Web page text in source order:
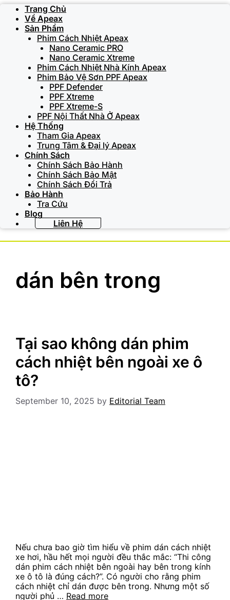
Trang Chủ
Về Apeax
Sản Phẩm
Phim Cách Nhiệt Apeax
Nano Ceramic PRO
Nano Ceramic Xtreme
Phim Cách Nhiệt Nhà Kính Apeax
Phim Bảo Vệ Sơn PPF Apeax
PPF Defender
PPF Xtreme
PPF Xtreme-S
PPF Nội Thất Nhà Ở Apeax
Hệ Thống
Tham Gia Apeax
Trung Tâm & Đại lý Apeax
Chính Sách
Chính Sách Bảo Hành
Chính Sách Bảo Mật
Chính Sách Đổi Trả
Bảo Hành
Tra Cứu
Blog
Liên Hệ
dán bên trong
Tại sao không dán phim
cách nhiệt bên ngoài xe ô
tô?
September 10, 2025 by Editorial Team
Nếu chưa bao giờ tìm hiểu về phim dán cách nhiệt
xe hơi, hầu hết mọi người đều thắc mắc: “Thi công
dán phim cách nhiệt bên ngoài hay bên trong kính
xe ô tô là đúng cách?”. Có người cho rằng phim
cách nhiệt chỉ dán được bên trong. Nhưng một số
người phủ … Read more